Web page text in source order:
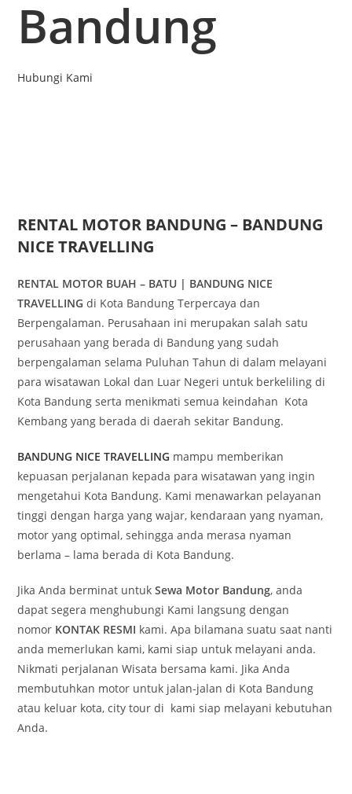
Bandung
Hubungi Kami
RENTAL MOTOR BANDUNG – BANDUNG
NICE TRAVELLING
RENTAL MOTOR BUAH – BATU | BANDUNG NICE
TRAVELLING di Kota Bandung Terpercaya dan
Berpengalaman. Perusahaan ini merupakan salah satu
perusahaan yang berada di Bandung yang sudah
berpengalaman selama Puluhan Tahun di dalam melayani
para wisatawan Lokal dan Luar Negeri untuk berkeliling di
Kota Bandung serta menikmati semua keindahan Kota
Kembang yang berada di daerah sekitar Bandung.
BANDUNG NICE TRAVELLING mampu memberikan
kepuasan perjalanan kepada para wisatawan yang ingin
mengetahui Kota Bandung. Kami menawarkan pelayanan
tinggi dengan harga yang wajar, kendaraan yang nyaman,
motor yang optimal, sehingga anda merasa nyaman
berlama – lama berada di Kota Bandung.
Jika Anda berminat untukSewa Motor Bandung, anda
dapat segera menghubungi Kami langsung dengan
nomor KONTAK RESMI kami. Apa bilamana suatu saat nanti
anda memerlukan kami, kami siap untuk melayani anda.
Nikmati perjalanan Wisata bersama kami. Jika Anda
membutuhkan motor untuk jalan-jalan di Kota Bandung
atau keluar kota, city tour di kami siap melayani kebutuhan
Anda.